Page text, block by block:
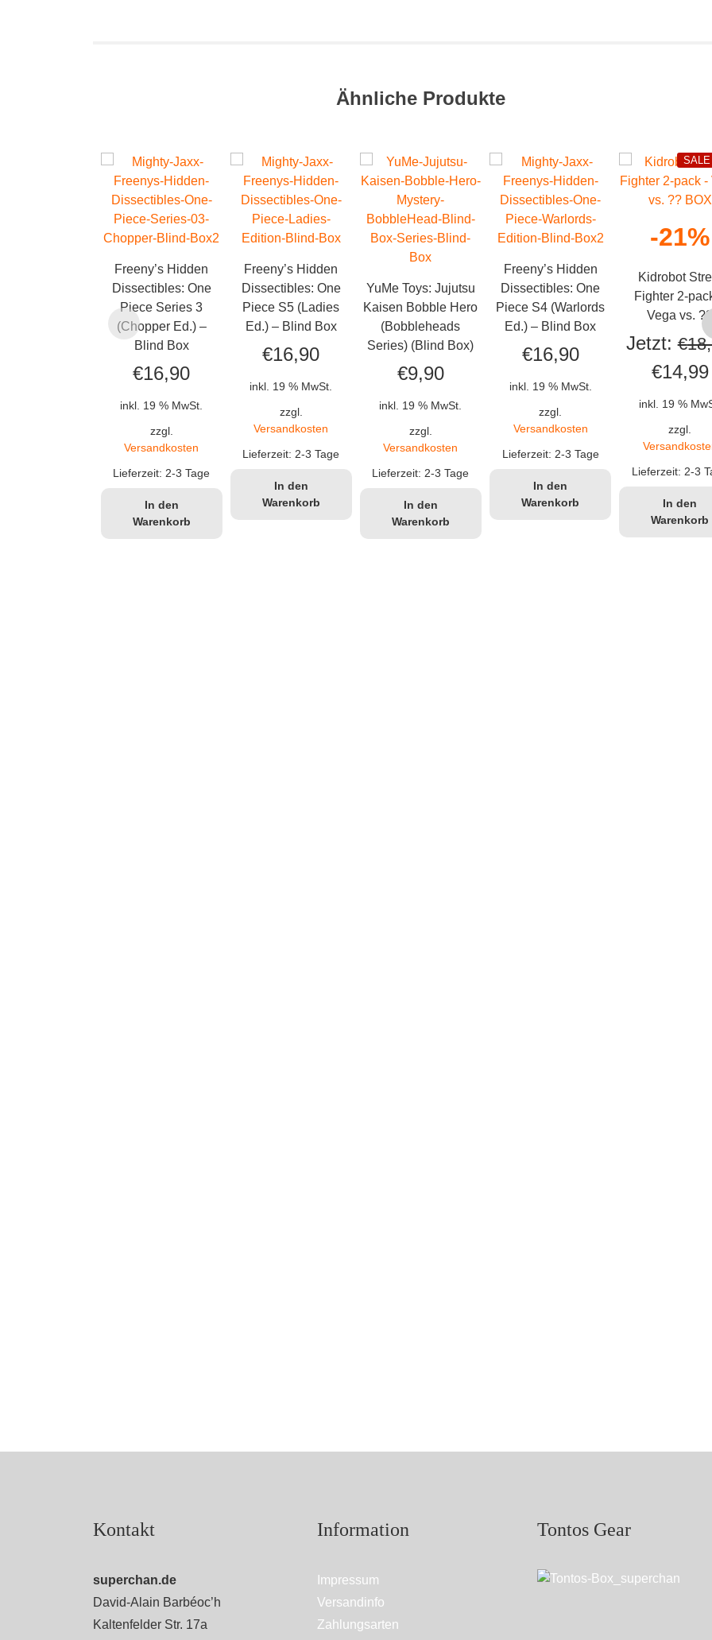
Ähnliche Produkte
Freeny’s Hidden
Dissectibles: One
Piece Series 3
(Chopper Ed.) –
Blind Box
€16,90
inkl. 19 % MwSt.
zzgl.
Versandkosten
Lieferzeit: 2-3 Tage
In den
Warenkorb
Freeny’s Hidden
Dissectibles: One
Piece S5 (Ladies
Ed.) – Blind Box
€16,90
inkl. 19 % MwSt.
zzgl.
Versandkosten
Lieferzeit: 2-3 Tage
In den
Warenkorb
YuMe Toys: Jujutsu
Kaisen Bobble Hero
(Bobbleheads
Series) (Blind Box)
€9,90
inkl. 19 % MwSt.
zzgl.
Versandkosten
Lieferzeit: 2-3 Tage
In den
Warenkorb
Freeny’s Hidden
Dissectibles: One
Piece S4 (Warlords
Ed.) – Blind Box
€16,90
inkl. 19 % MwSt.
zzgl.
Versandkosten
Lieferzeit: 2-3 Tage
In den
Warenkorb
-21%
Kidrobot
Fighter 2-
Vega vs. ??
Jetzt: €
Preis
war:
€18,90
€14,99
inkl. 19 %
zzgl.
Lieferzeit: 2-3
In den
Warenkorb
Kontakt
superchan.de
David-Alain Barbéoc’h
Kaltenfelder Str. 17a
Information
Impressum
Versandinfo
Zahlungsarten
Tontos Gear